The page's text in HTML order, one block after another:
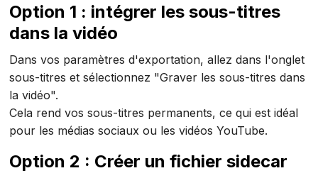
Option 1 : intégrer les sous-titres
dans la vidéo
Dans vos paramètres d'exportation, allez dans l'onglet
sous-titres et sélectionnez "Graver les sous-titres dans
la vidéo".
Cela rend vos sous-titres permanents, ce qui est idéal
pour les médias sociaux ou les vidéos YouTube.
Option 2 : Créer un fichier sidecar